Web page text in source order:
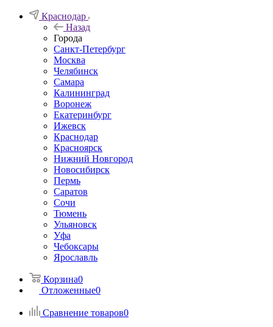
Краснодар
Назад
Города
Санкт-Петербург
Москва
Челябинск
Самара
Калининград
Воронеж
Екатеринбург
Ижевск
Краснодар
Красноярск
Нижний Новгород
Новосибирск
Пермь
Саратов
Сочи
Тюмень
Ульяновск
Уфа
Чебоксары
Ярославль
Корзина0
Отложенные0
Сравнение товаров0